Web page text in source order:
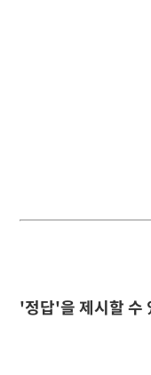
'정답'을 제시할 수